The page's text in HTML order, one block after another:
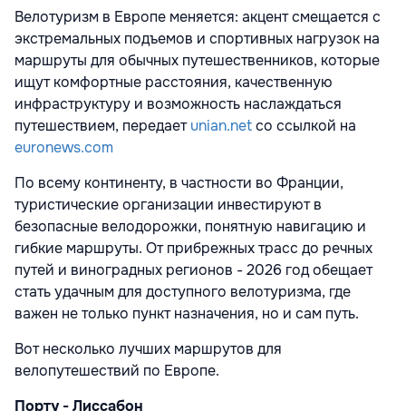
Велотуризм в Европе меняется: акцент смещается с
экстремальных подъемов и спортивных нагрузок на
маршруты для обычных путешественников, которые
ищут комфортные расстояния, качественную
инфраструктуру и возможность наслаждаться
путешествием, передаетunian.netсо ссылкой на
euronews.com
По всему континенту, в частности во Франции,
туристические организации инвестируют в
безопасные велодорожки, понятную навигацию и
гибкие маршруты. От прибрежных трасс до речных
путей и виноградных регионов - 2026 год обещает
стать удачным для доступного велотуризма, где
важен не только пункт назначения, но и сам путь.
Вот несколько лучших маршрутов для
велопутешествий по Европе.
Порту - Лиссабон